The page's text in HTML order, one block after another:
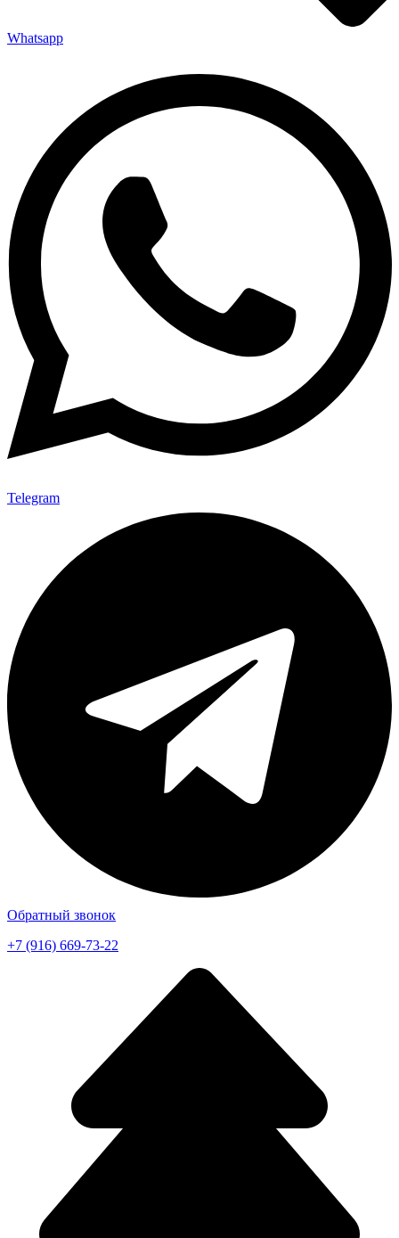
Whatsapp
Telegram
Обратный звонок
+7 (916) 669-73-22